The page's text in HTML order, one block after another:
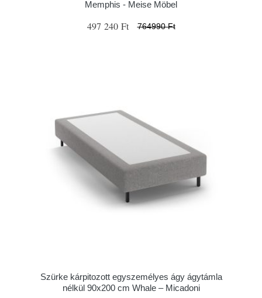
Memphis - Meise Möbel
497 240 Ft 764990 Ft
Szürke kárpitozott egyszemélyes ágy ágytámla
nélkül 90x200 cm Whale – Micadoni